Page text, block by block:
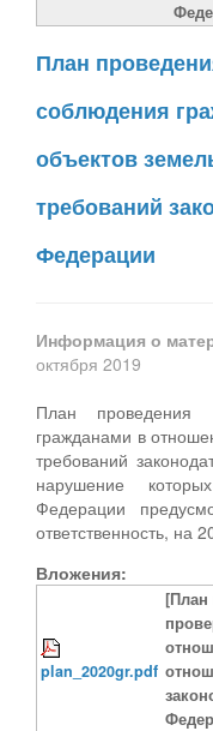
План
соблюдения
объектов
требований
Федерации
Информация о
октября 2019
План проведения
гражданами в
требований
нарушение
Федерации
ответственность, на
Вложения:
plan_2020gr.pdf
[План